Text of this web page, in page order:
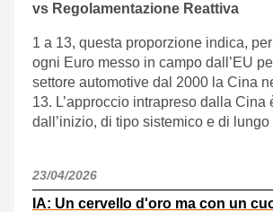
vs Regolamentazione Reattiva
1 a 13, questa proporzione indica,
ogni Euro messo in campo dall’EU
settore automotive dal 2000 la Cina
13. L’approccio intrapreso dalla Cina
dall’inizio, di tipo sistemico e di lungo
23/04/2026
IA: Un cervello d'oro ma con un